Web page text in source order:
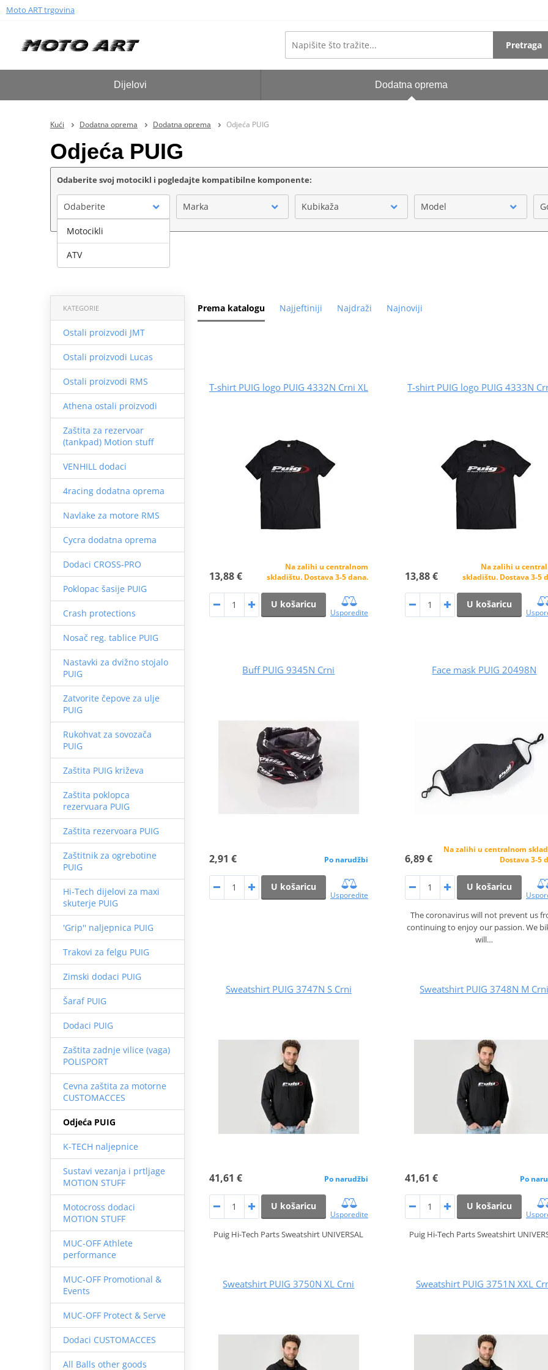
Moto ART trgovina
Pretraga
Dijelovi Dodatna oprema
Kući Dodatna oprema Dodatna oprema Odjeća PUIG
Odjeća PUIG
Odaberite svoj motocikl i pogledajte kompatibilne komponente:
Odaberite Marka Kubikaža Model
Prema katalogu Najjeftiniji Najdraži Najnoviji
KATEGORIE
Ostali proizvodi JMT
Ostali proizvodi Lucas
Ostali proizvodi RMS
Athena ostali proizvodi
Zaštita za rezervoar
(tankpad) Motion stuff
VENHILL dodaci
4racing dodatna oprema
Navlake za motore RMS
Cycra dodatna oprema
Dodaci CROSS-PRO
Poklopac šasije PUIG
Crash protections
Nosač reg. tablice PUIG
Nastavki za dvižno stojalo
PUIG
Zatvorite čepove za ulje
PUIG
Rukohvat za sovozača
PUIG
Zaštita PUIG križeva
Zaštita poklopca
rezervuara PUIG
Zaštita rezervoara PUIG
Zaštitnik za ogrebotine
PUIG
Hi-Tech dijelovi za maxi
skuterje PUIG
'Grip'' naljepnica PUIG
Trakovi za felgu PUIG
Zimski dodaci PUIG
Šaraf PUIG
Dodaci PUIG
Zaštita zadnje vilice (vaga)
POLISPORT
Cevna zaštita za motorne
CUSTOMACCES
Odjeća PUIG
K-TECH naljepnice
Sustavi vezanja i prtljage
MOTION STUFF
Motocross dodaci
MOTION STUFF
MUC-OFF Athlete
performance
MUC-OFF Promotional &
Events
MUC-OFF Protect & Serve
Dodaci CUSTOMACCES
All Balls other goods
T-shirt PUIG logo PUIG 4332N Crni XL
13,88 €
Na zalihi u centralnom
skladištu. Dostava 3-5 dana.
U košaricu
Usporedite
T-shirt PUIG logo PUIG 4333N
13,88 €
Na zalihi u
skladištu. Dostava 3-5
U košaricu
Buff PUIG 9345N Crni
2,91 € Po narudžbi
U košaricu
Usporedite
Face mask PUIG 20498N
6,89 €
Na zalihi u centralnom
Dostava 3-5
U košaricu
The coronavirus will not prevent us
continuing to enjoy our passion. We
will…
Sweatshirt PUIG 3747N S Crni
41,61 € Po narudžbi
U košaricu
Usporedite
Puig Hi-Tech Parts Sweatshirt UNIVERSAL
Sweatshirt PUIG 3748N M
41,61 € Po
U košaricu
Puig Hi-Tech Parts Sweatshirt
Sweatshirt PUIG 3750N XL Crni Sweatshirt PUIG 3751N XXL
Motocikli
ATV